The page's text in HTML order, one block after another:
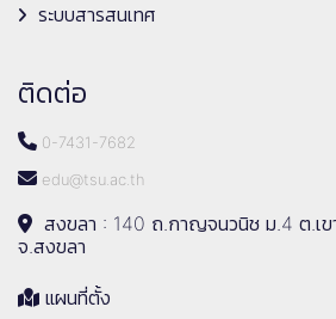
ระบบสารสนเทศ
ติดต่อ
0-7431-7682
edu@tsu.ac.th
สงขลา : 140 ถ.กาญจนวนิช ม.4 ต.เข
จ.สงขลา
แผนที่ตั้ง